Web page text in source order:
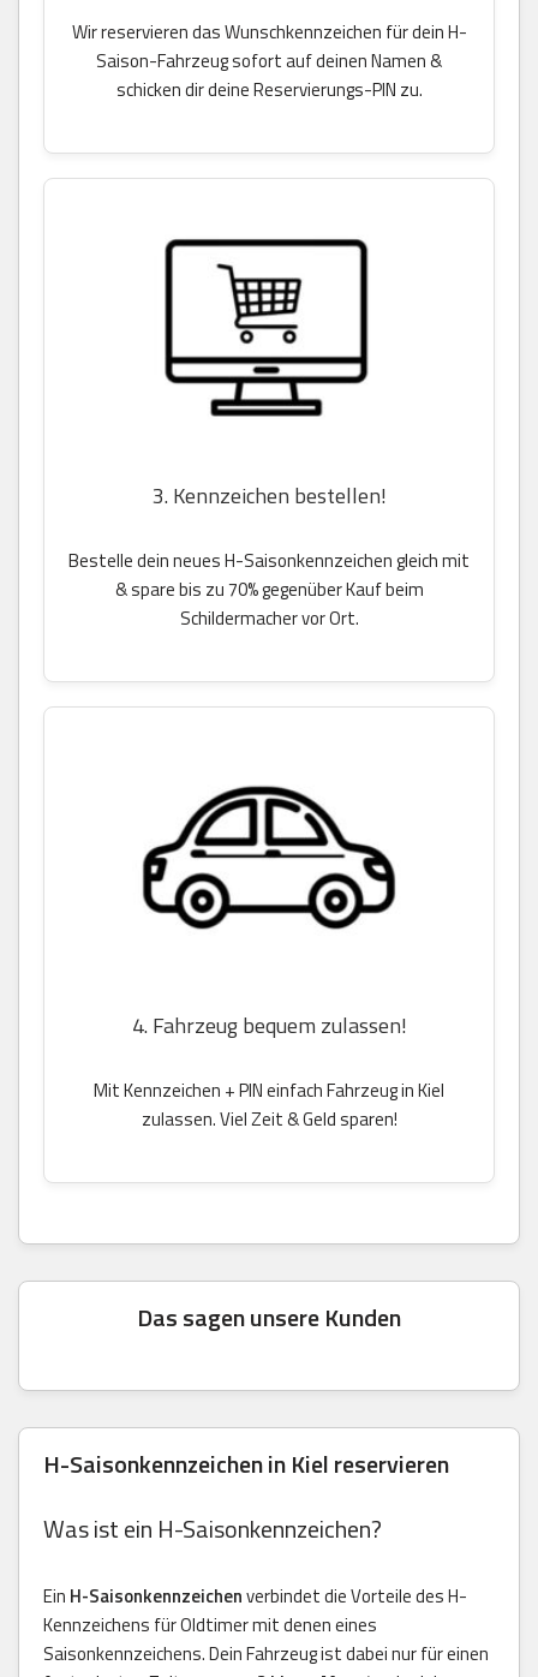
Wir reservieren das Wunschkennzeichen für dein H-
Saison-Fahrzeug sofort auf deinen Namen &
schicken dir deine Reservierungs-PIN zu.
3. Kennzeichen bestellen!
Bestelle dein neues H-Saisonkennzeichen gleich mit
& spare bis zu 70% gegenüber Kauf beim
Schildermacher vor Ort.
4. Fahrzeug bequem zulassen!
Mit Kennzeichen + PIN einfach Fahrzeug in Kiel
zulassen. Viel Zeit & Geld sparen!
Das sagen unsere Kunden
H-Saisonkennzeichen in Kiel reservieren
Was ist ein H-Saisonkennzeichen?
Ein H-Saisonkennzeichenverbindet die Vorteile des H-
Kennzeichens für Oldtimer mit denen eines
Saisonkennzeichens. Dein Fahrzeug ist dabei nur für einen